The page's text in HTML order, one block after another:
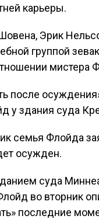
карьеры.
Эрик
группой
мистера
после
у здания суда
семья Флойда
осужден.
суда
во вторник
последние